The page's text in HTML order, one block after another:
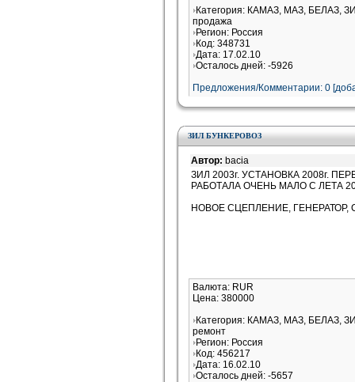
Категория: КАМАЗ, МАЗ, БЕЛАЗ,
продажа
Регион: Россия
Код: 348731
Дата: 17.02.10
Осталось дней: -5926
Предложения/Комментарии: 0
ЗИЛ БУНКЕРОВОЗ
Автор: bacia
ЗИЛ 2003г. УСТАНОВКА 2008г.
РАБОТАЛА ОЧЕНЬ МАЛО С ЛЕТА
НОВОЕ СЦЕПЛЕНИЕ, ГЕНЕРАТОР,
Валюта: RUR
Цена: 380000
Категория: КАМАЗ, МАЗ, БЕЛАЗ,
ремонт
Регион: Россия
Код: 456217
Дата: 16.02.10
Осталось дней: -5657